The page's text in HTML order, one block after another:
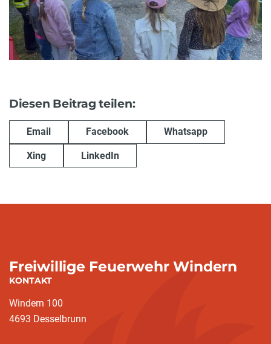
Diesen Beitrag teilen:
Email Facebook Whatsapp
Xing LinkedIn
Freiwillige Feuerwehr Windern
KONTAKT
Windern 100
4693 Desselbrunn